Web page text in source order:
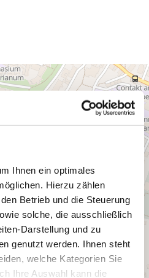
Ihnen ein optimales
Hierzu zählen
Betrieb und die Steuerung
solche, die ausschließlich
Darstellung und zu
genutzt werden. Ihnen steht
welche Kategorien Sie
Ihre Auswahl kann die